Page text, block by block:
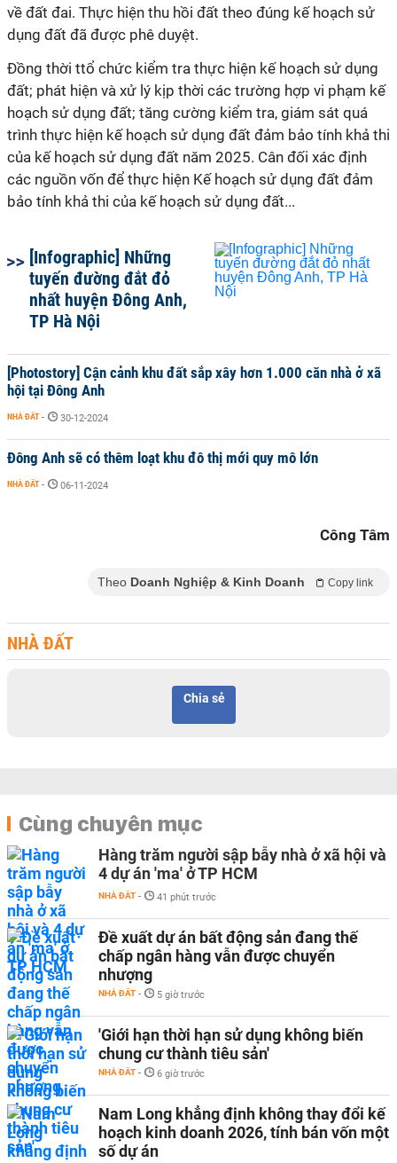
về đất đai. Thực hiện thu hồi đất theo đúng kế hoạch sử
dụng đất đã được phê duyệt.
Đồng thời ttổ chức kiểm tra thực hiện kế hoạch sử dụng
đất; phát hiện và xử lý kịp thời các trường hợp vi phạm kế
hoạch sử dụng đất; tăng cường kiểm tra, giám sát quá
trình thực hiện kế hoạch sử dụng đất đảm bảo tính khả thi
của kế hoạch sử dụng đất năm 2025. Cân đối xác định
các nguồn vốn để thực hiện Kế hoạch sử dụng đất đảm
bảo tính khả thi của kế hoạch sử dụng đất...
[Infographic] Những
tuyến đường đắt đỏ
nhất huyện Đông Anh,
TP Hà Nội
[Photostory] Cận cảnh khu đất sắp xây hơn 1.000 căn nhà ở xã
hội tại Đông Anh
NHÀ ĐẤT - 30-12-2024
Đông Anh sẽ có thêm loạt khu đô thị mới quy mô lớn
NHÀ ĐẤT - 06-11-2024
Công Tâm
Theo Doanh Nghiệp & Kinh Doanh Copy link
NHÀ ĐẤT
Chia sẻ
Cùng chuyên mục
Hàng trăm người sập bẫy nhà ở xã hội và
4 dự án 'ma' ở TP HCM
NHÀ ĐẤT - 41 phút trước
Đề xuất dự án bất động sản đang thế
chấp ngân hàng vẫn được chuyển
nhượng
NHÀ ĐẤT - 5 giờ trước
'Giới hạn thời hạn sử dụng không biến
chung cư thành tiêu sản'
NHÀ ĐẤT - 6 giờ trước
Nam Long khẳng định không thay đổi kế
hoạch kinh doanh 2026, tính bán vốn một
số dự án